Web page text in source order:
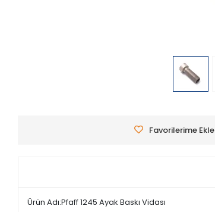
Favorilerime Ekle
Ürün Adı:Pfaff 1245 Ayak Baskı Vidası